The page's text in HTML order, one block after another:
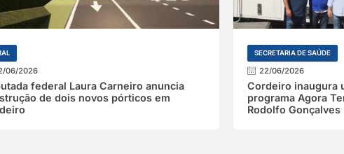
06/2026
federal Laura Carneiro anuncia
de dois novos pórticos em
SECRETARIA DE SAÚDE
22/06/2026
Cordeiro inaugura
programa Agora
Rodolfo Gonçalves